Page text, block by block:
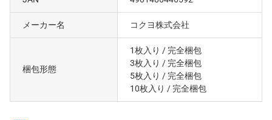
メーカー名 コクヨ株式会社
梱包形態
1枚入り / 完全梱包
3枚入り / 完全梱包
5枚入り / 完全梱包
10枚入り / 完全梱包